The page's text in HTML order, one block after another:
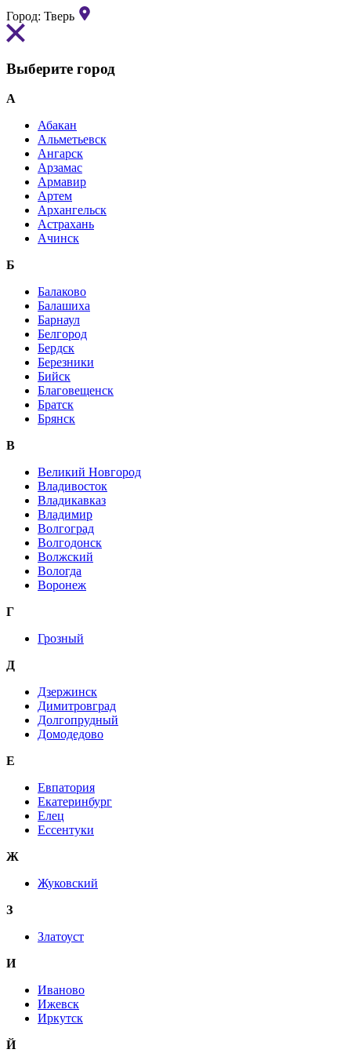
Город: Тверь
Выберите город
А
Абакан
Альметьевск
Ангарск
Арзамас
Армавир
Артем
Архангельск
Астрахань
Ачинск
Б
Балаково
Балашиха
Барнаул
Белгород
Бердск
Березники
Бийск
Благовещенск
Братск
Брянск
В
Великий Новгород
Владивосток
Владикавказ
Владимир
Волгоград
Волгодонск
Волжский
Вологда
Воронеж
Г
Грозный
Д
Дзержинск
Димитровград
Долгопрудный
Домодедово
Е
Евпатория
Екатеринбург
Елец
Ессентуки
Ж
Жуковский
З
Златоуст
И
Иваново
Ижевск
Иркутск
Й